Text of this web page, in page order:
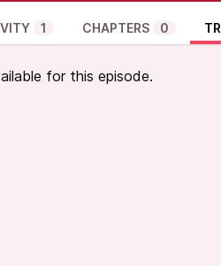
1 CHAPTERS 0
for this episode.